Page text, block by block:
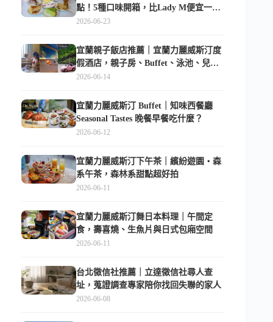
點！5種口味開箱，比Lady M便宜一半
的台北隱藏版
2026-06-23
宜蘭親子飯店推薦｜宜蘭力麗威斯汀度
假酒店，親子房、Buffet、泳池、兒童
俱樂部超適合放電
2026-06-14
宜蘭力麗威斯汀 Buffet｜知味西餐廳
Seasonal Tastes 晚餐早餐吃什麼？
2026-06-12
宜蘭力麗威斯汀下午茶｜繽紛遊園・森
系午茶，森林系甜點超好拍
2026-06-11
宜蘭力麗威斯汀舞日本料理｜午間定
食，壽喜燒、生魚片與日式包廂空間
2026-06-11
台北徵信社推薦｜立達徵信社尋人查
址，蒐證調查專家陪你找回失聯的家人
2026-06-08